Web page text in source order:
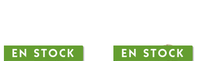
EN STOCK EN STOCK